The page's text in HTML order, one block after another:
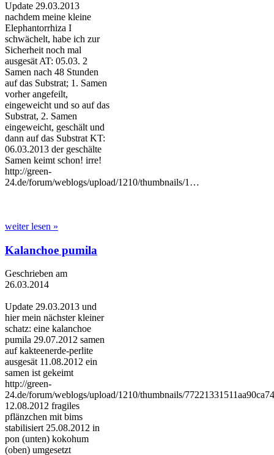
Update 29.03.2013
nachdem meine kleine
Elephantorrhiza I
schwächelt, habe ich zur
Sicherheit noch mal
ausgesät AT: 05.03. 2
Samen nach 48 Stunden
auf das Substrat; 1. Samen
vorher angefeilt,
eingeweicht und so auf das
Substrat, 2. Samen
eingeweicht, geschält und
dann auf das Substrat KT:
06.03.2013 der geschälte
Samen keimt schon! irre!
http://green-
24.de/forum/weblogs/upload/1210/thumbnails/1…
weiter lesen »
Kalanchoe pumila
Geschrieben am
26.03.2014
Update 29.03.2013 und
hier mein nächster kleiner
schatz: eine kalanchoe
pumila 29.07.2012 samen
auf kakteenerde-perlite
ausgesät 11.08.2012 ein
samen ist gekeimt
http://green-
24.de/forum/weblogs/upload/1210/thumbnails/
12.08.2012 fragiles
pflänzchen mit bims
stabilisiert 25.08.2012 in
pon (unten) kokohum
(oben) umgesetzt